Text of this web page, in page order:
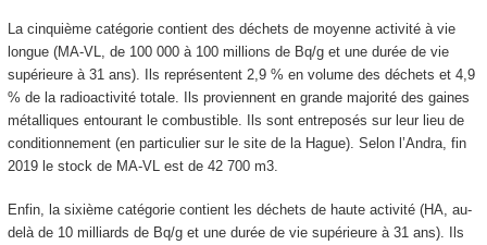
La cinquième catégorie contient des déchets de moyenne activité à vie
longue (MA-VL, de 100 000 à 100 millions de Bq/g et une durée de vie
supérieure à 31 ans). Ils représentent 2,9 % en volume des déchets et 4,9
% de la radioactivité totale. Ils proviennent en grande majorité des gaines
métalliques entourant le combustible. Ils sont entreposés sur leur lieu de
conditionnement (en particulier sur le site de la Hague). Selon l’Andra, fin
2019 le stock de MA-VL est de 42 700 m3.
Enfin, la sixième catégorie contient les déchets de haute activité (HA, au-
delà de 10 milliards de Bq/g et une durée de vie supérieure à 31 ans). Ils